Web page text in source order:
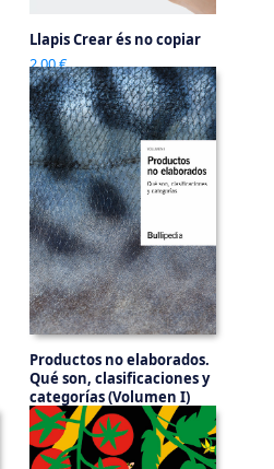
Llapis Crear és no copiar
2.00 €
Productos no elaborados.
Qué son, clasificaciones y
categorías (Volumen I)
60.00 €